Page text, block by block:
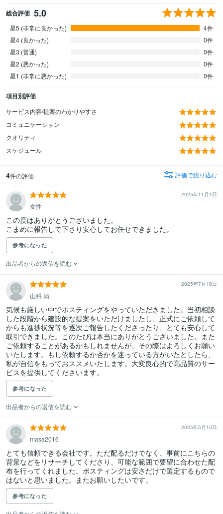
総合評価 5.0
星5 (非常に良かった)
4件
星4 (良かった)
0件
星3 (普通)
0件
星2 (悪かった)
0件
星1 (非常に悪かった)
0件
項目別評価
サービス内容/提案のわかりやすさ
コミュニケーション
クオリティ
スケジュール
4件の評価 評価で絞り込む
2025年11月4日
女性
この度はありがとうございました。
参考になった
出品者からの返信を読む
2025年7月18日
山科 満
気候も厳しい中でポスティングをやっていただきました。当初相談
した段階から建設的な提案をいただけましたし、正式にご依頼して
からも進捗状況等を逐次ご報告したくださったり、とても安心して
取引できました。このたびは本当にありがとうございました。また
ご依頼することがあるかもしれませんが、その際はよろしくお願い
いたします。もし依頼するか否かを迷っている方がいたとしたら、
私が自信をもっておススメいたします。大変良心的で高品質のサー
ビスを提供してくださいます。
参考になった
出品者からの返信を読む
2025年5月10日
masa2016
とても信頼できる会社です。ただ配るだけでなく、事前にこちらの
背景などをリサーチしてくださり、可能な範囲で要望に合わせた配
布を行ってくれました。ポスティングは安さだけで選定するもので
はないと思いました。またお願いしたいです。
参考になった